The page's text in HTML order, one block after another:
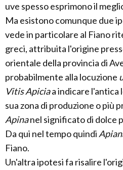
uve spesso esprimono il
Ma esistono comunque due
vede in particolare al Fiano
greci, attribuita l'origine
orientale della provincia di
probabilmente alla locuzione
Vitis Apiciaa indicare l'antica
sua zona di produzione o più
Apinanel significato di dolce
Da qui nel tempo quindi
Fiano.
Un'altra ipotesi fa risalire